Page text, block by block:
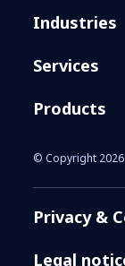
Industries
Services
Products
© Copyright 2026
Privacy &
Legal